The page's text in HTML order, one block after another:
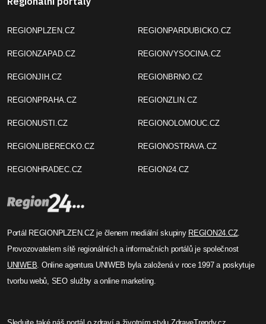
REGIONPLZEN.CZ
REGIONZAPAD.CZ
REGIONJIH.CZ
REGIONPRAHA.CZ
REGIONUSTI.CZ
REGIONLIBERECKO.CZ
REGIONHRADEC.CZ
REGIONPARDUBICKO.CZ
REGIONVYSOCINA.CZ
REGIONBRNO.CZ
REGIONZLIN.CZ
REGIONOLOMOUC.CZ
REGIONOSTRAVA.CZ
REGION24.CZ
Portál REGIONPLZEN.CZ je členem mediální skupiny REGION24.CZ.
Provozovatelem sítě regionálních a informačních portálů je společnost
UNIWEB. Online agentura UNIWEB byla založená v roce 1997 a poskytuje
tvorbu webů, SEO služby a online marketing.